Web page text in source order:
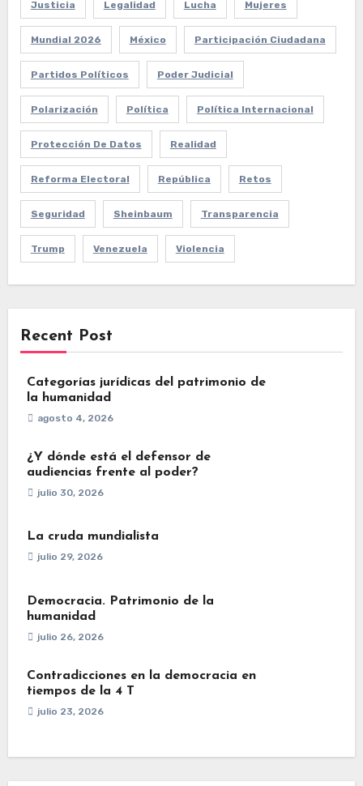
Justicia Legalidad Lucha Mujeres
Mundial 2026 México Participación Ciudadana
Partidos Políticos Poder Judicial
Polarización Política Política Internacional
Protección De Datos Realidad
Reforma Electoral República Retos
Seguridad Sheinbaum Transparencia
Trump Venezuela Violencia
Recent Post
Categorías jurídicas del patrimonio de
la humanidad
agosto 4, 2026
¿Y dónde está el defensor de
audiencias frente al poder?
julio 30, 2026
La cruda mundialista
julio 29, 2026
Democracia. Patrimonio de la
humanidad
julio 26, 2026
Contradicciones en la democracia en
tiempos de la 4 T
julio 23, 2026